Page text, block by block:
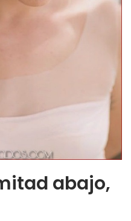
abajo,